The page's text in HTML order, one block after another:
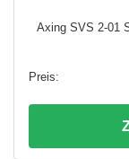
Axing SVS 2-01